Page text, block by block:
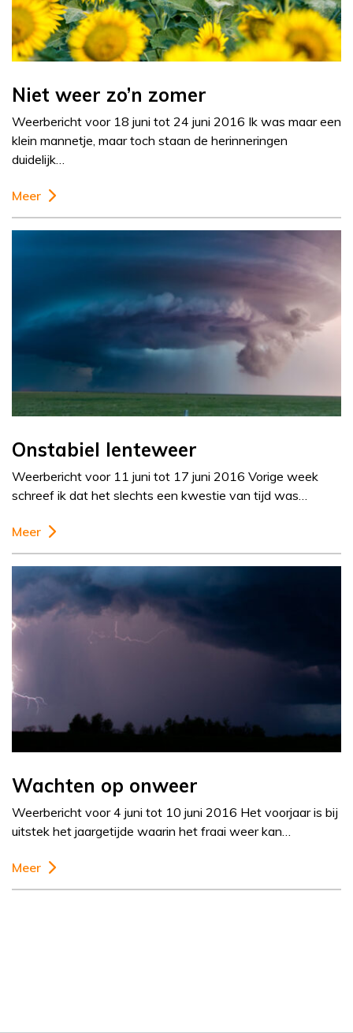
Niet weer zo’n zomer
Weerbericht voor 18 juni tot 24 juni 2016 Ik was maar een
klein mannetje, maar toch staan de herinneringen
duidelijk…
Meer
Onstabiel lenteweer
Weerbericht voor 11 juni tot 17 juni 2016 Vorige week
schreef ik dat het slechts een kwestie van tijd was…
Meer
Wachten op onweer
Weerbericht voor 4 juni tot 10 juni 2016 Het voorjaar is bij
uitstek het jaargetijde waarin het fraai weer kan…
Meer